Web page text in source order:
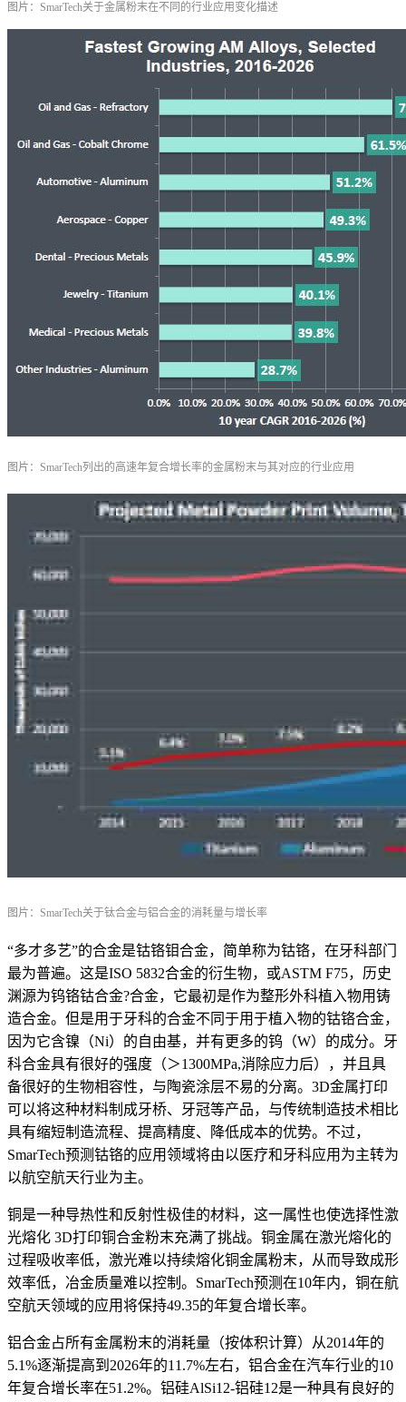
图片：SmarTech关于金属粉末在不同的行业应用变化描述
图片：SmarTech列出的高速年复合增长率的金属粉末与其对应的行业应用
图片：SmarTech关于钛合金与铝合金的消耗量与增长率
“多才多艺”的合金是钴铬钼合金，简单称为钴铬，在牙科部门
最为普遍。这是ISO 5832合金的衍生物，或ASTM F75，历史
渊源为钨铬钴合金?合金，它最初是作为整形外科植入物用铸
造合金。但是用于牙科的合金不同于用于植入物的钴铬合金，
因为它含镍（Ni）的自由基，并有更多的钨（W）的成分。牙
科合金具有很好的强度（＞1300MPa,消除应力后），并且具
备很好的生物相容性，与陶瓷涂层不易的分离。3D金属打印
可以将这种材料制成牙桥、牙冠等产品，与传统制造技术相比
具有缩短制造流程、提高精度、降低成本的优势。不过，
SmarTech预测钴铬的应用领域将由以医疗和牙科应用为主转为
以航空航天行业为主。
铜是一种导热性和反射性极佳的材料，这一属性也使选择性激
光熔化 3D打印铜合金粉末充满了挑战。铜金属在激光熔化的
过程吸收率低，激光难以持续熔化铜金属粉末，从而导致成形
效率低，冶金质量难以控制。 SmarTech预测在10年内，铜在航
空航天领域的应用将保持49.35的年复合增长率。
铝合金占所有金属粉末的消耗量（按体积计算）从2014年的
5.1%逐渐提高到2026年的11.7%左右，铝合金在汽车行业的10
年复合增长率在51.2%。铝硅AlSi12-铝硅12是一种具有良好的